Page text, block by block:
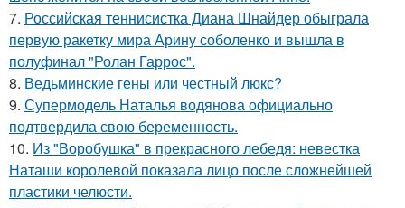
7. Российская теннисистка Диана Шнайдер обыграла
первую ракетку мира Арину соболенко и вышла в
полуфинал "Ролан Гаррос".
8. Ведьминские гены или честный люкс?
9. Супермодель Наталья водянова официально
подтвердила свою беременность.
10. Из "Воробушка" в прекрасного лебедя: невестка
Наташи королевой показала лицо после сложнейшей
пластики челюсти.